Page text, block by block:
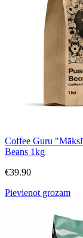
Coffee Guru
Beans 1kg
€39.90
Pievienot grozam